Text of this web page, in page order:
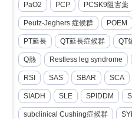
PaO2 PCP PCSK9阻害薬
Peutz-Jeghers 症候群 POEM
PT延長 QT延長症候群 QT
Q熱 Restless leg syndrome
RSI SAS SBAR SCA
SIADH SLE SPIDDM
subclinical Cushing症候群